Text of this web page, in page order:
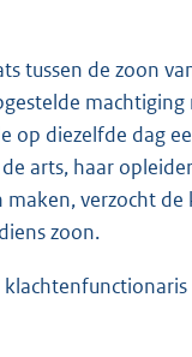
tussen de zoon
diezelfde dag
arts, haar
verzocht
zoon.